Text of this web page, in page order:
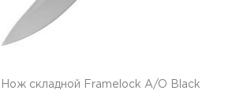
Нож складной Framelock A/O Black